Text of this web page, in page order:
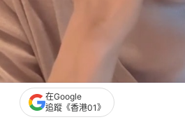
在Google
追蹤《香港01》